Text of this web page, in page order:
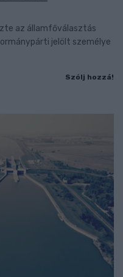
az államfőválasztás
jelölt személye
Szólj hozzá!